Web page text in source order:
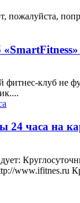
пожалуйста,
клуб не
24 часа на
www.ifitnes.ru